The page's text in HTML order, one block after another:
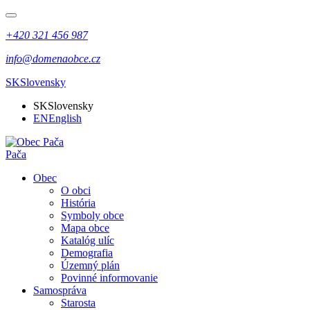
+420 321 456 987
info@domenaobce.cz
SKSlovensky
SKSlovensky
ENEnglish
Pača
Obec
O obci
História
Symboly obce
Mapa obce
Katalóg ulíc
Demografia
Územný plán
Povinné informovanie
Samospráva
Starosta